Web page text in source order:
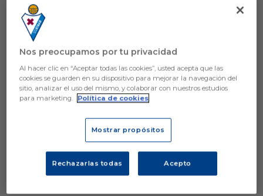
Nos preocupamos por tu privacidad
Al hacer clic en “Aceptar todas las cookies”, usted acepta que las
cookies se guarden en su dispositivo para mejorar la navegación del
sitio, analizar el uso del mismo, y colaborar con nuestros estudios
para marketing.
Política de cookies
Mostrar propósitos
Rechazarlas todas Acepto